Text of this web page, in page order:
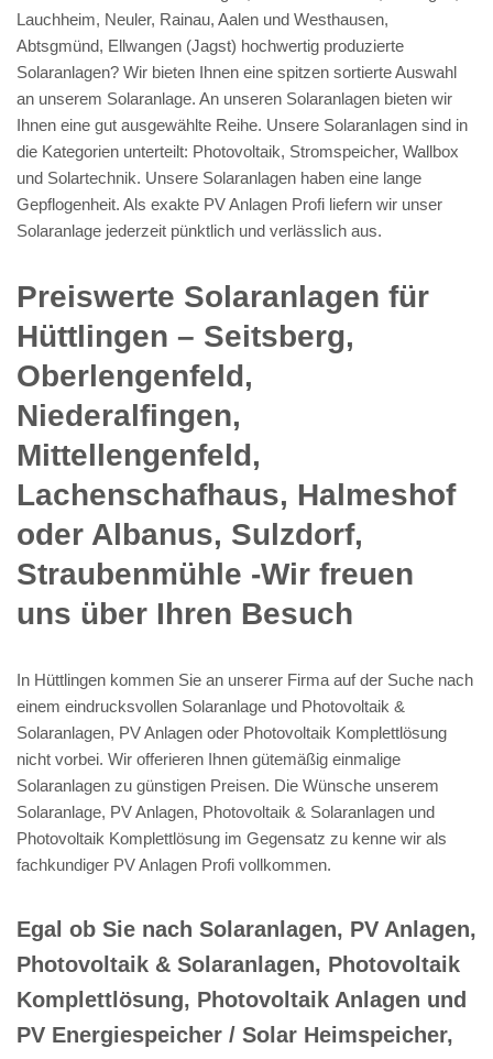
Lauchheim, Neuler, Rainau, Aalen und Westhausen,
Abtsgmünd, Ellwangen (Jagst) hochwertig produzierte
Solaranlagen? Wir bieten Ihnen eine spitzen sortierte Auswahl
an unserem Solaranlage. An unseren Solaranlagen bieten wir
Ihnen eine gut ausgewählte Reihe. Unsere Solaranlagen sind in
die Kategorien unterteilt: Photovoltaik, Stromspeicher, Wallbox
und Solartechnik. Unsere Solaranlagen haben eine lange
Gepflogenheit. Als exakte PV Anlagen Profi liefern wir unser
Solaranlage jederzeit pünktlich und verlässlich aus.
Preiswerte Solaranlagen für
Hüttlingen – Seitsberg,
Oberlengenfeld,
Niederalfingen,
Mittellengenfeld,
Lachenschafhaus, Halmeshof
oder Albanus, Sulzdorf,
Straubenmühle -Wir freuen
uns über Ihren Besuch
In Hüttlingen kommen Sie an unserer Firma auf der Suche nach
einem eindrucksvollen Solaranlage und Photovoltaik &
Solaranlagen, PV Anlagen oder Photovoltaik Komplettlösung
nicht vorbei. Wir offerieren Ihnen gütemäßig einmalige
Solaranlagen zu günstigen Preisen. Die Wünsche unserem
Solaranlage, PV Anlagen, Photovoltaik & Solaranlagen und
Photovoltaik Komplettlösung im Gegensatz zu kenne wir als
fachkundiger PV Anlagen Profi vollkommen.
Egal ob Sie nach Solaranlagen, PV Anlagen,
Photovoltaik & Solaranlagen, Photovoltaik
Komplettlösung, Photovoltaik Anlagen und
PV Energiespeicher / Solar Heimspeicher,